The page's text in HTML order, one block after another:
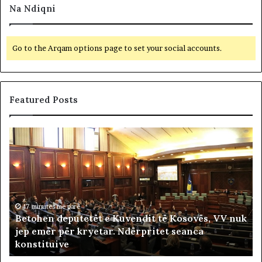
Na Ndiqni
Go to the Arqam options page to set your social accounts.
Featured Posts
B
e
t
h
e
n
d
u
47 minutes më parë
Betohen deputetët e Kuvendit të Kosovës, VV nuk
jep emër për kryetar. Ndërpritet seanca
konstituive